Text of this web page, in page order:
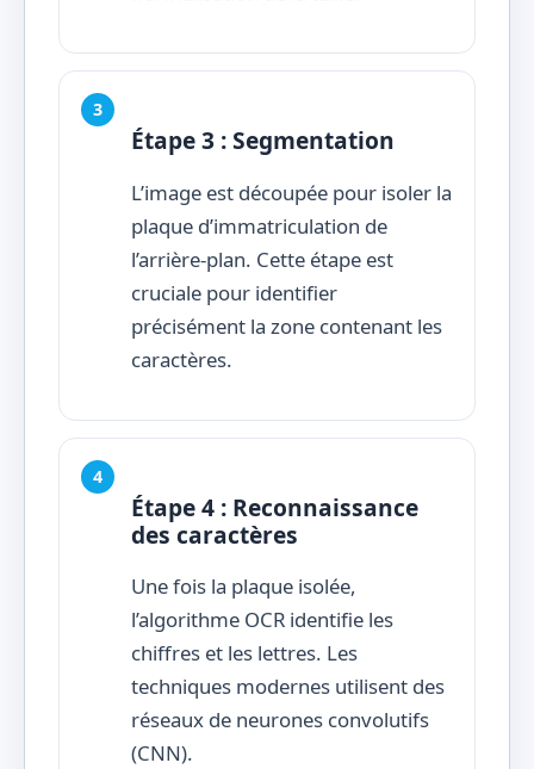
Étape 3 : Segmentation
L’image est découpée pour isoler la
plaque d’immatriculation de
l’arrière-plan. Cette étape est
cruciale pour identifier
précisément la zone contenant les
caractères.
Étape 4 : Reconnaissance
des caractères
Une fois la plaque isolée,
l’algorithme OCR identifie les
chiffres et les lettres. Les
techniques modernes utilisent des
réseaux de neurones convolutifs
(CNN).